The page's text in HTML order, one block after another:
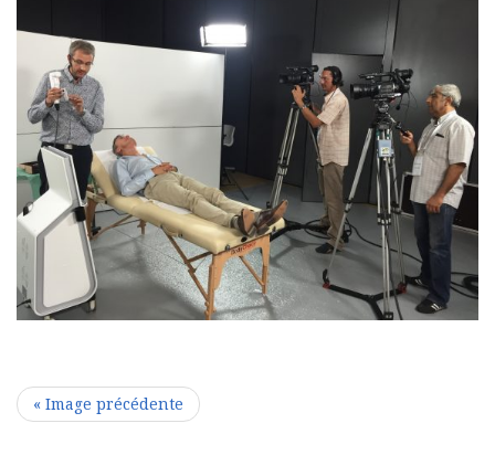
« Image précédente